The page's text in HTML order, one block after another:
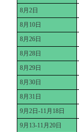
8月2日
8月10日
8月26日
8月28日
8月29日
8月30日
8月31日
9月2日-11月18日
9月13-11月20日